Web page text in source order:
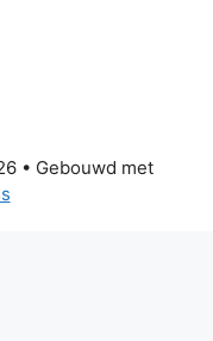
• Gebouwd met